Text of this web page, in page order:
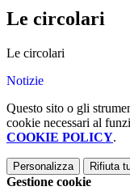
Le circolari
Le circolari
Notizie
Questo sito o gli
cookie necessari al
COOKIE POLICY.
Personalizza Rifiuta
Gestione cookie